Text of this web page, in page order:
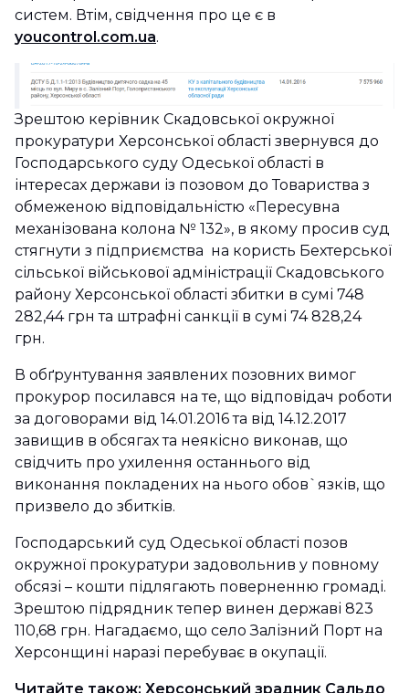
систем. Втім, свідчення про це є в
youcontrol.com.ua.
Зрештою керівник Скадовської окружної
прокуратури Херсонської області звернувся до
Господарського суду Одеської області в
інтересах держави із позовом до Товариства з
обмеженою відповідальністю «Пересувна
механізована колона № 132», в якому просив суд
стягнути з підприємства на користь Бехтерської
сільської військової адміністрації Скадовського
району Херсонської області збитки в сумі 748
282,44 грн та штрафні санкції в сумі 74 828,24
грн.
В обґрунтування заявлених позовних вимог
прокурор посилався на те, що відповідач роботи
за договорами від 14.01.2016 та від 14.12.2017
завищив в обсягах та неякісно виконав, що
свідчить про ухилення останнього від
виконання покладених на нього обов`язків, що
призвело до збитків.
Господарський суд Одеської області позов
окружної прокуратури задовольнив у повному
обсязі – кошти підлягають поверненню громаді.
Зрештою підрядник тепер винен державі 823
110,68 грн. Нагадаємо, що село Залізний Порт на
Херсонщині наразі перебуває в окупації.
Читайте також: Херсонський зрадник Сальдо